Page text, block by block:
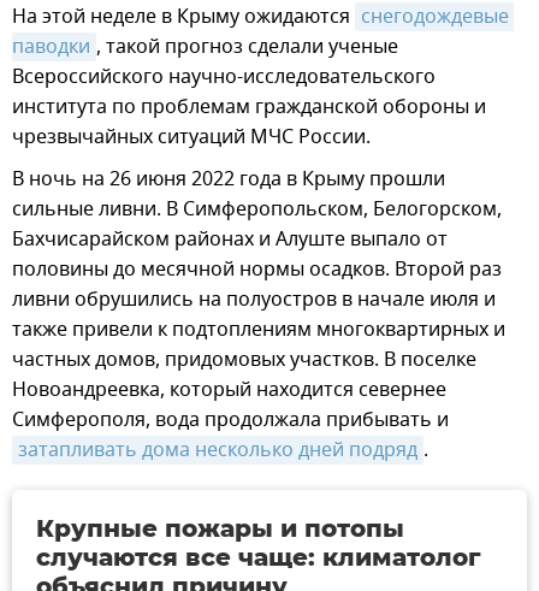
На этой неделе в Крыму ожидаются снегодождевые
паводки , такой прогноз сделали ученые
Всероссийского научно-исследовательского
института по проблемам гражданской обороны и
чрезвычайных ситуаций МЧС России.
В ночь на 26 июня 2022 года в Крыму прошли
сильные ливни. В Симферопольском, Белогорском,
Бахчисарайском районах и Алуште выпало от
половины до месячной нормы осадков. Второй раз
ливни обрушились на полуостров в начале июля и
также привели к подтоплениям многоквартирных и
частных домов, придомовых участков. В поселке
Новоандреевка, который находится севернее
Симферополя, вода продолжала прибывать и
затапливать дома несколько дней подряд .
Крупные пожары и потопы
случаются все чаще: климатолог